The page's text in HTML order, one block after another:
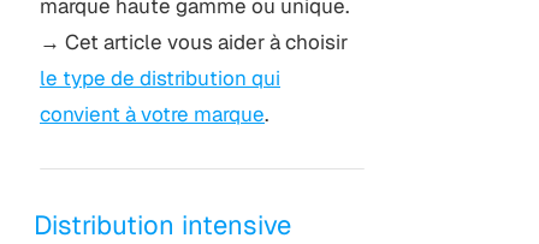
marque haute gamme ou unique.
→ Cet article vous aider à choisir
le type de distribution qui
convient à votre marque.
Distribution intensive